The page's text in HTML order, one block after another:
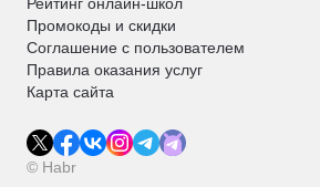
Промокоды и скидки
Соглашение с пользователем
Правила оказания услуг
Карта сайта
© Habr